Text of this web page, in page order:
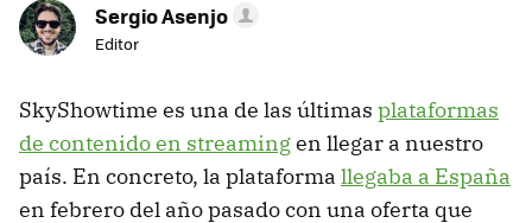
Sergio Asenjo
Editor
SkyShowtime es una de las últimas plataformas
de contenido en streamingen llegar a nuestro
país. En concreto, la plataforma llegaba a España
en febrero del año pasado con una oferta que